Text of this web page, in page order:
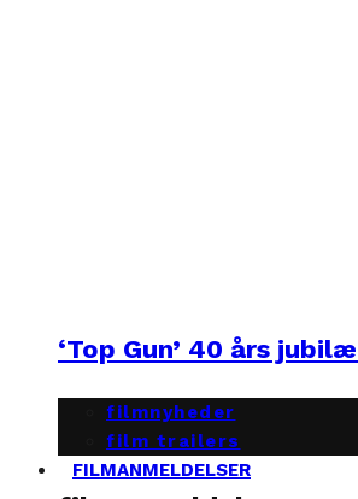
‘Top Gun’ 40 års
filmnyheder
film trailers
FILMANMELDELSER